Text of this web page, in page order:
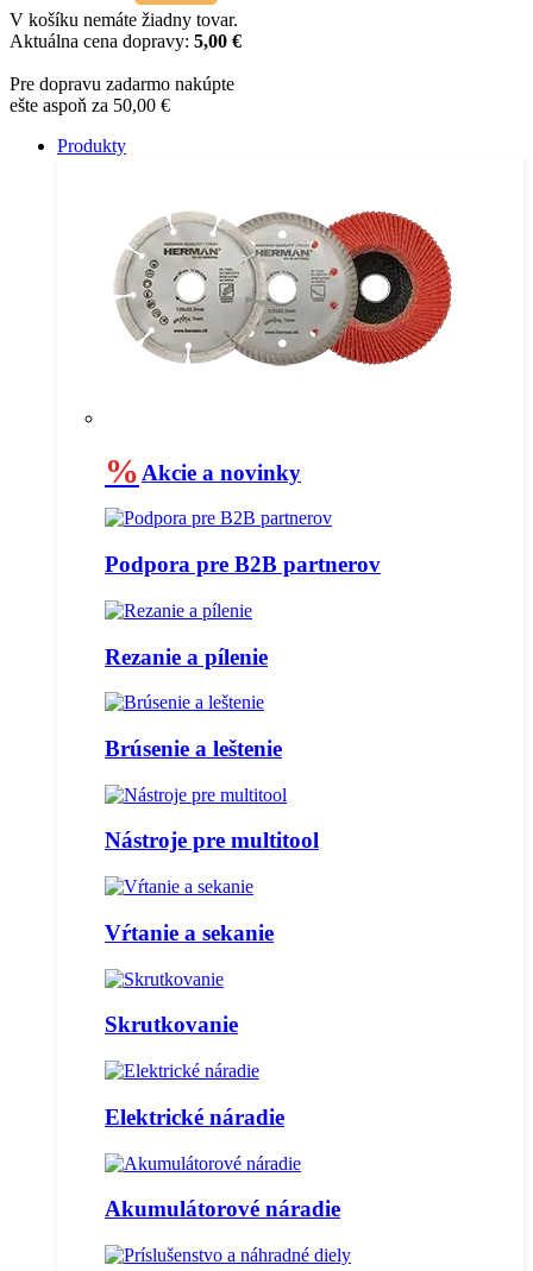
V košíku nemáte žiadny tovar.
Aktuálna cena dopravy: 5,00 €
Pre dopravu zadarmo nakúpte
ešte aspoň za 50,00 €
Produkty
% Akcie a novinky
Podpora pre B2B partnerov
Rezanie a pílenie
Brúsenie a leštenie
Nástroje pre multitool
Vŕtanie a sekanie
Skrutkovanie
Elektrické náradie
Akumulátorové náradie